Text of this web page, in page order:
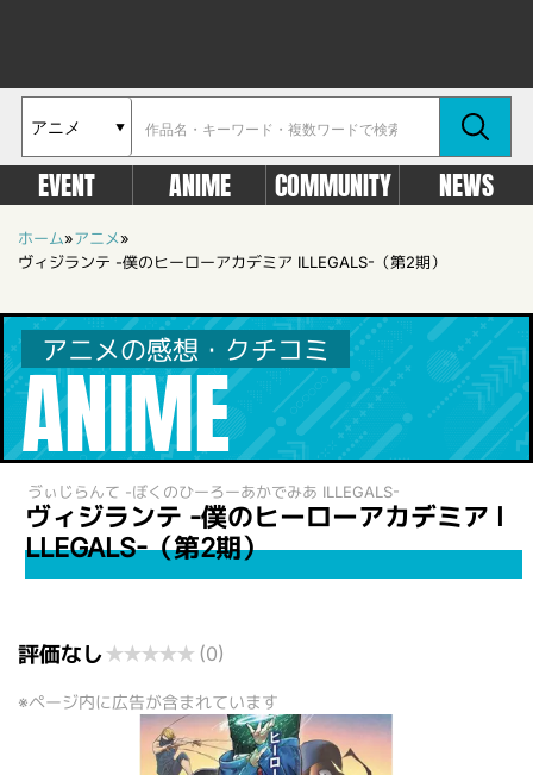
EVENT ANIME COMMUNITY NEWS
ホーム»アニメ»
ヴィジランテ -僕のヒーローアカデミア ILLEGALS-（第2期）
アニメの感想・クチコミ
ANIME
ゔぃじらんて -ぼくのひーろーあかでみあ ILLEGALS-
ヴィジランテ -僕のヒーローアカデミア I
LLEGALS-（第2期）
評価なし★★★★★ (0)
※ページ内に広告が含まれています